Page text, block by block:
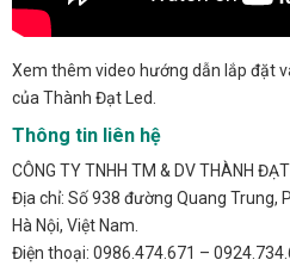
Xem thêm video hướng dẫn lắp đặt
của Thành Đạt Led.
Thông tin liên hệ
CÔNG TY TNHH TM & DV THÀNH
Địa chỉ: Số 938 đường Quang Trung,
Hà Nội, Việt Nam.
Điện thoại: 0986.474.671 –